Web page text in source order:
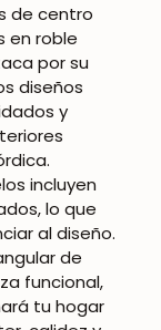
de centro
en roble
por su
diseños
y
incluyen
lo que
al diseño.
de
funcional,
tu hogar